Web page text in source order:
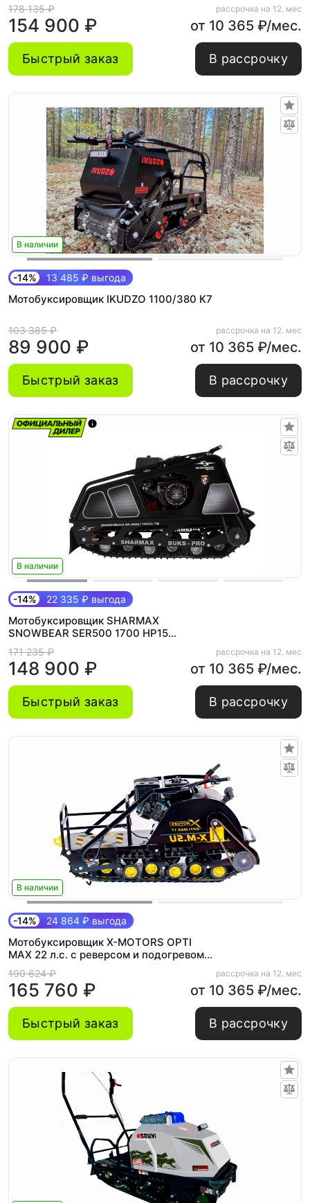
178 135 ₽
154 900 ₽
рассрочка на 12. мес
от 10 365 ₽/мес.
Быстрый заказ В рассрочку
В наличии
-14% 13 485 ₽ выгода
Мотобуксировщик IKUDZO 1100/380 К7
103 385 ₽
89 900 ₽
рассрочка на 12. мес
от 10 365 ₽/мес.
Быстрый заказ В рассрочку
В наличии
-14% 22 335 ₽ выгода
Мотобуксировщик SHARMAX
SNOWBEAR SER500 1700 HP15
Maximum New
171 235 ₽
148 900 ₽
рассрочка на 12. мес
от 10 365 ₽/мес.
Быстрый заказ В рассрочку
В наличии
-14% 24 864 ₽ выгода
Мотобуксировщик X-MOTORS OPTI
MAX 22 л.с. c реверсом и подогревом
ручек
190 624 ₽
165 760 ₽
рассрочка на 12. мес
от 10 365 ₽/мес.
Быстрый заказ В рассрочку